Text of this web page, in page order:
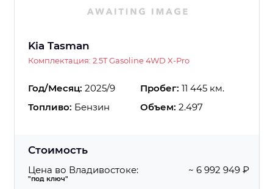
Kia Tasman
Комплектация: 2.5T Gasoline 4WD X-Pro
Год/Месяц: 2025/9 Пробег: 11 445 км.
Топливо: Бензин Объем: 2.497
Стоимость
Цена во Владивостоке:
"под ключ"
~ 6 992 949 ₽